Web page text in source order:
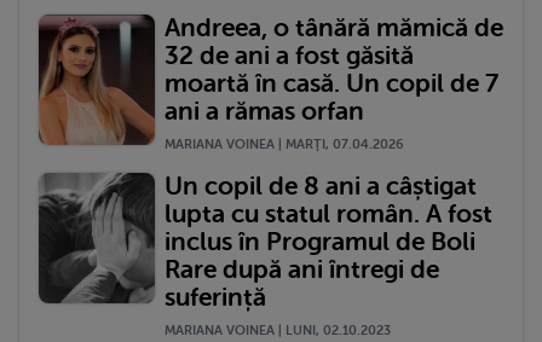
Andreea, o tânără mămică de
32 de ani a fost găsită
moartă în casă. Un copil de 7
ani a rămas orfan
MARIANA VOINEA | MARŢI, 07.04.2026
Un copil de 8 ani a câștigat
lupta cu statul român. A fost
inclus în Programul de Boli
Rare după ani întregi de
suferință
MARIANA VOINEA | LUNI, 02.10.2023